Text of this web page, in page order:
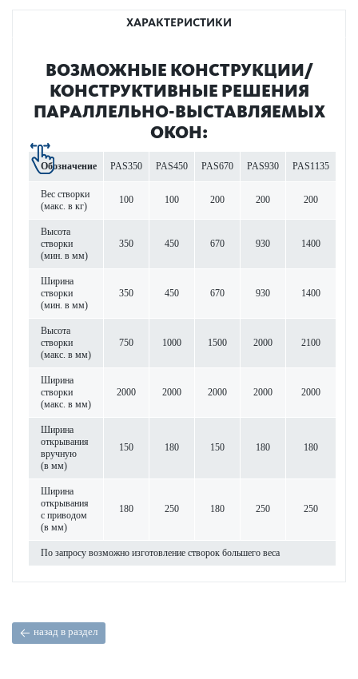
ХАРАКТЕРИСТИКИ
ВОЗМОЖНЫЕ КОНСТРУКЦИИ/
КОНСТРУКТИВНЫЕ РЕШЕНИЯ
ПАРАЛЛЕЛЬНО-ВЫСТАВЛЯЕМЫХ
ОКОН:
Обозначение PAS350 PAS450 PAS670 PAS930 PAS1135
Вес створки
(макс. в кг)
100 100 200 200 200
Высота
створки
(мин. в мм)
350 450 670 930 1400
Ширина
створки
(мин. в мм)
350 450 670 930 1400
Высота
створки
(макс. в мм)
750 1000 1500 2000 2100
Ширина
створки
(макс. в мм)
2000 2000 2000 2000 2000
Ширина
открывания
вручную
(в мм)
150 180 150 180 180
Ширина
открывания
с приводом
(в мм)
180 250 180 250 250
По запросу возможно изготовление створок большего веса
назад в раздел